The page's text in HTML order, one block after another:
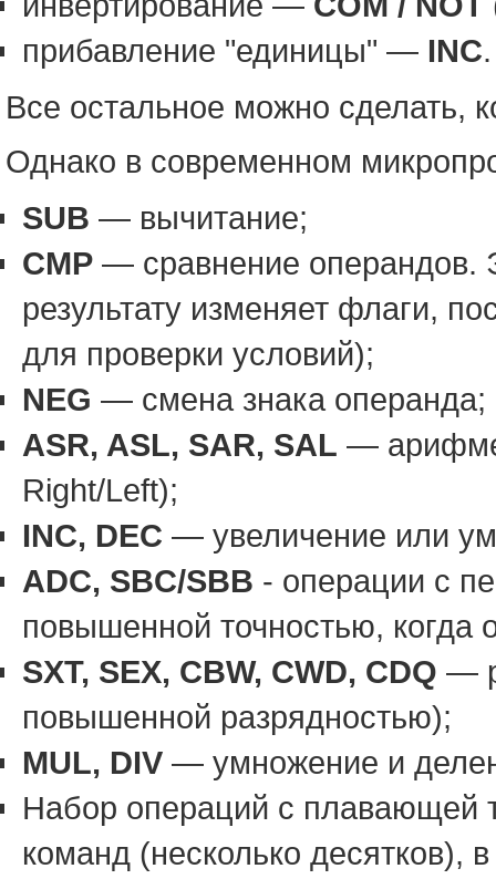
прибавление "единицы" — INC.
Все остальное можно сделать,
Однако в современном
SUB — вычитание;
CMP — сравнение операндов.
результату изменяет флаги,
для проверки условий);
NEG — смена знака операнда;
ASR, ASL, SAR, SAL —
Right/Left);
INC, DEC — увеличение или
ADC, SBC/SBB - операции с
повышенной точностью, когда
SXT, SEX, CBW, CWD, CDQ —
повышенной разрядностью);
MUL, DIV — умножение и
Набор операций с плавающей
команд (несколько десятков),